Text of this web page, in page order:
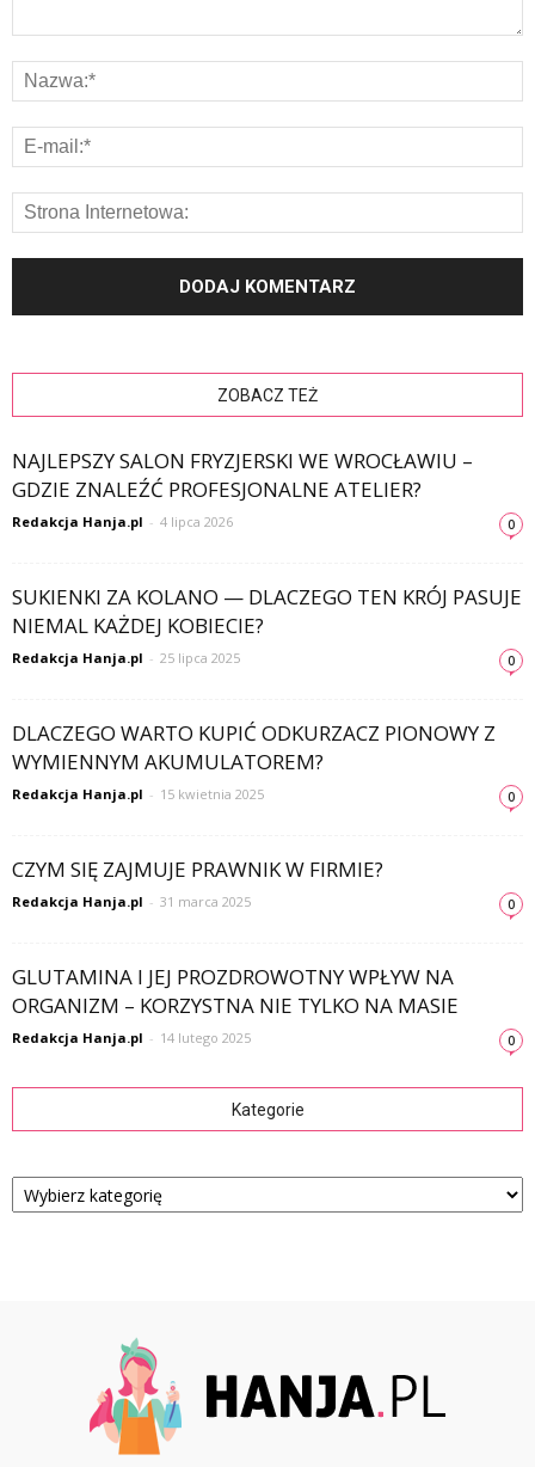
ZOBACZ TEŻ
NAJLEPSZY SALON FRYZJERSKI WE WROCŁAWIU –
GDZIE ZNALEŹĆ PROFESJONALNE ATELIER?
Redakcja Hanja.pl - 4 lipca 2026 0
SUKIENKI ZA KOLANO — DLACZEGO TEN KRÓJ PASUJE
NIEMAL KAŻDEJ KOBIECIE?
Redakcja Hanja.pl - 25 lipca 2025 0
DLACZEGO WARTO KUPIĆ ODKURZACZ PIONOWY Z
WYMIENNYM AKUMULATOREM?
Redakcja Hanja.pl - 15 kwietnia 2025 0
CZYM SIĘ ZAJMUJE PRAWNIK W FIRMIE?
Redakcja Hanja.pl - 31 marca 2025 0
GLUTAMINA I JEJ PROZDROWOTNY WPŁYW NA
ORGANIZM – KORZYSTNA NIE TYLKO NA MASIE
Redakcja Hanja.pl - 14 lutego 2025 0
Kategorie
Kategorie